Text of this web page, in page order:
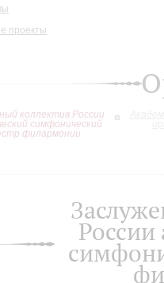
проекты
коллектив России
симфонический
филармонии